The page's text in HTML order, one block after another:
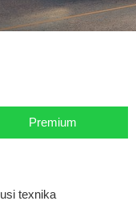
Premium
texnika